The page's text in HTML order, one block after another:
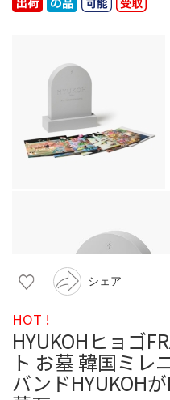
シェア
HOT !
HYUKOHヒョゴ
ト お墓 韓国ミレ
バンドHYUKOH